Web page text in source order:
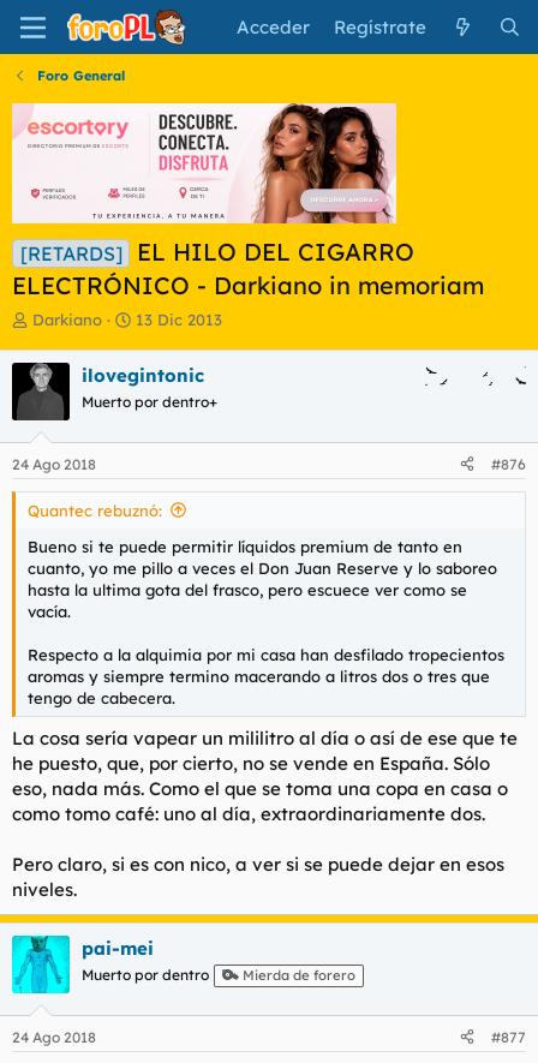
Acceder Regístrate
Foro General
[RETARDS]
EL HILO DEL CIGARRO
ELECTRÓNICO - Darkiano in memoriam
I
i
c
a
d
o
r
d
l
t
e
m
Darkiano
F
h
a
e
n
i
i
o
13 Dic 2013
ilovegintonic
Muerto por dentro+
24 Ago 2018 #876
Quantec rebuznó:
Bueno si te puede permitir líquidos premium de tanto en
cuanto, yo me pillo a veces el Don Juan Reserve y lo saboreo
hasta la ultima gota del frasco, pero escuece ver como se
vacía.
Respecto a la alquimia por mi casa han desfilado tropecientos
aromas y siempre termino macerando a litros dos o tres que
tengo de cabecera.
La cosa sería vapear un mililitro al día o así de ese que te
he puesto, que, por cierto, no se vende en España. Sólo
eso, nada más. Como el que se toma una copa en casa o
como tomo café: uno al día, extraordinariamente dos.
Pero claro, si es con nico, a ver si se puede dejar en esos
niveles.
pai-mei
Muerto por dentro Mierda de forero
24 Ago 2018 #877